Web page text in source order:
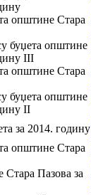
општине Стара
буџета општине
III
општине Стара
буџета општине
II
за 2014. годину
општине Стара
Пазова за